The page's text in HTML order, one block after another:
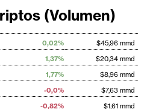
(Volumen)
0,02%
$45,96 mmd
1,37%
$20,34 mmd
1,77%
$8,96 mmd
-0,0%
$7,63 mmd
-0,82%
$1,61 mmd